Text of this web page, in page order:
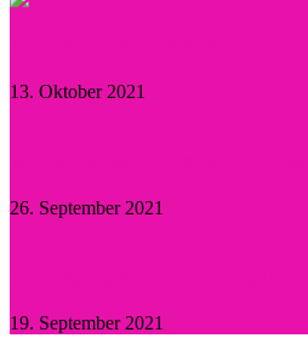
13. Oktober 2021
26. September 2021
19. September 2021